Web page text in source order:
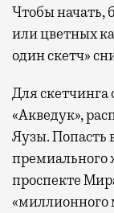
Чтобы начать,
или цветных
один скетч»
Для скетчинга
«Акведук»,
Яузы. Попасть
премиального
проспекте
«миллионного